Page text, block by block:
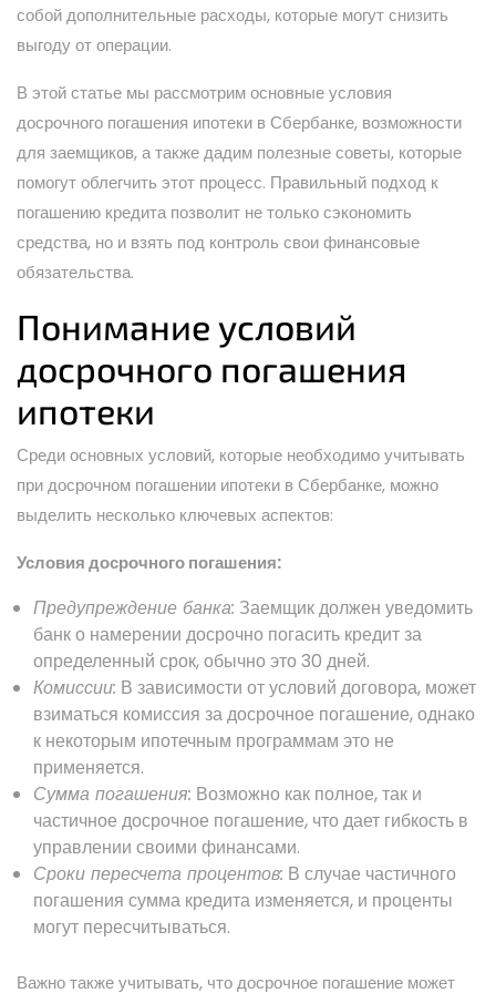
собой дополнительные расходы, которые могут снизить
выгоду от операции.
В этой статье мы рассмотрим основные условия
досрочного погашения ипотеки в Сбербанке, возможности
для заемщиков, а также дадим полезные советы, которые
помогут облегчить этот процесс. Правильный подход к
погашению кредита позволит не только сэкономить
средства, но и взять под контроль свои финансовые
обязательства.
Понимание условий
досрочного погашения
ипотеки
Среди основных условий, которые необходимо учитывать
при досрочном погашении ипотеки в Сбербанке, можно
выделить несколько ключевых аспектов:
Условия досрочного погашения:
Предупреждение банка: Заемщик должен уведомить
банк о намерении досрочно погасить кредит за
определенный срок, обычно это 30 дней.
Комиссии: В зависимости от условий договора, может
взиматься комиссия за досрочное погашение, однако
к некоторым ипотечным программам это не
применяется.
Сумма погашения: Возможно как полное, так и
частичное досрочное погашение, что дает гибкость в
управлении своими финансами.
Сроки пересчета процентов: В случае частичного
погашения сумма кредита изменяется, и проценты
могут пересчитываться.
Важно также учитывать, что досрочное погашение может